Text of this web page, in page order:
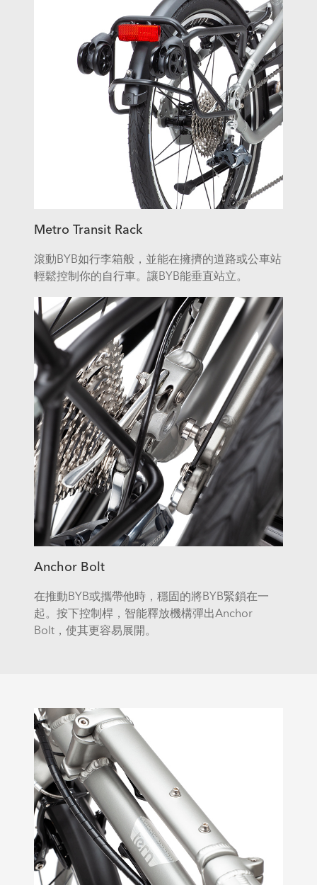
Metro Transit Rack
滾動BYB如行李箱般，並能在擁擠的道路或公車站
輕鬆控制你的自行車。讓BYB能垂直站立。
Anchor Bolt
在推動BYB或攜帶他時，穩固的將BYB緊鎖在一
起。按下控制桿，智能釋放機構彈出Anchor
Bolt，使其更容易展開。